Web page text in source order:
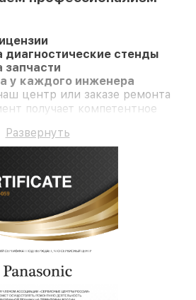
стенды
у каждого инженера
центр или заказе ремонта
получает компетентное
Развернуть